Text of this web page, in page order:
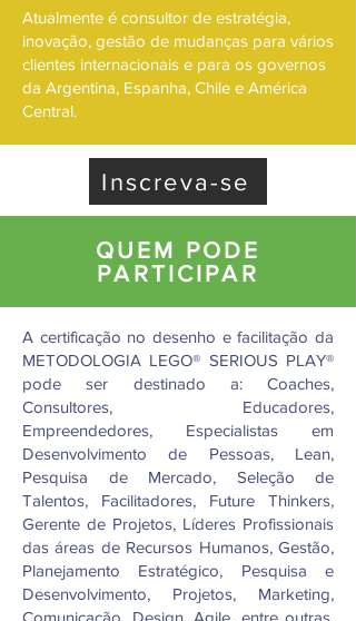
Atualmente é consultor de estratégia,
inovação, gestão de mudanças para vários
clientes internacionais e para os governos
da Argentina, Espanha, Chile e América
Central.
Inscreva-se
QUEM PODE
PARTICIPAR
A certificação no desenho e facilitação da
METODOLOGIA LEGO® SERIOUS PLAY®
pode ser destinado a: Coaches,
Consultores, Educadores,
Empreendedores, Especialistas em
Desenvolvimento de Pessoas, Lean,
Pesquisa de Mercado, Seleção de
Talentos, Facilitadores, Future Thinkers,
Gerente de Projetos, Líderes Profissionais
das áreas de Recursos Humanos, Gestão,
Planejamento Estratégico, Pesquisa e
Desenvolvimento, Projetos, Marketing,
Comunicação, Design, Agile, entre outras,